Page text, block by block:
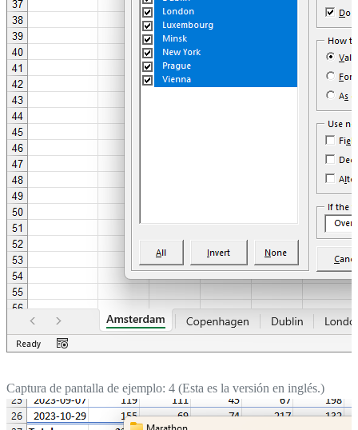
Captura de pantalla de ejemplo: 4 (Esta es la versión en inglés.)